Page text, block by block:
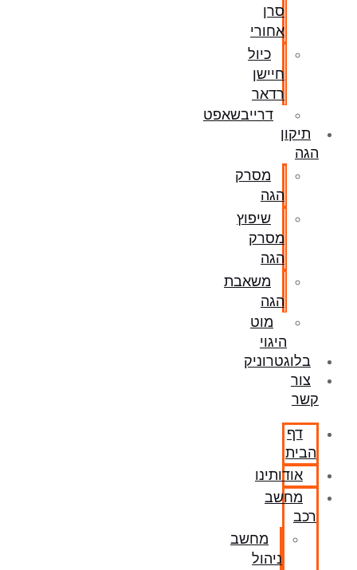
סרן
אחורי
כיול
חיישן
רדאר
דרייבשאפט
תיקון
הגה
מסרק
הגה
שיפוץ
מסרק
הגה
משאבת
הגה
מוט
היגוי
בלוגטרוניק
צור
קשר
דף
הבית
אודותינו
מחשב
רכב
מחשב
ניהול